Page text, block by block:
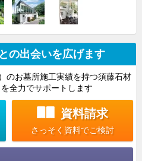
の出会いを広げます
のお墓所施工実績を持つ須藤石材
全力でサポートします
資料請求
さっそく資料でご検討